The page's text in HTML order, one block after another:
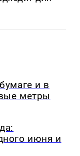
и в
метры
июня и